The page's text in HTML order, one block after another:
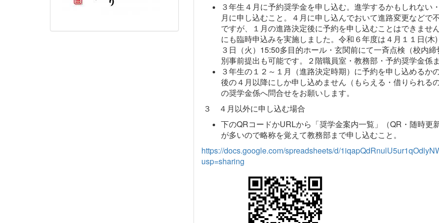
３年生４月に予約奨学金を申し込む。進学するかもしれな
月に申し込むこと。４月に申し込んでおいて進路変更などで
ですが、１月の進路決定後に予約を申し込むことはできませ
にも臨時申込みを実施しました。令和６年度は４月１１日
３日（火）15:50多目的ホール・玄関前にて一斉点検（校内
別事前提出も可能です。２階職員室・教務部・予約奨学金係
３年生の１２～１月（進路決定時期）に予約を申し込める
後の４月以降にしか申し込めません（もらえる・借りられる
の奨学金係へ問合せをお願いします。
３ ４月以外に申し込む場合
下のQRコードかURLから「奨学金案内一覧」（QR・随時更
が多いので略称を覚えて教務部まで申し込むこと。
https://docs.google.com/spreadsheets/d/
usp=sharing